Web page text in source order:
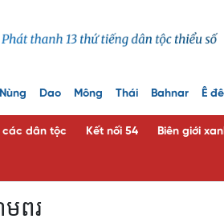
Dao Mông Thái Bahnar Ê đê
các dân tộc Kết nối 54 Biên giới
ពរ